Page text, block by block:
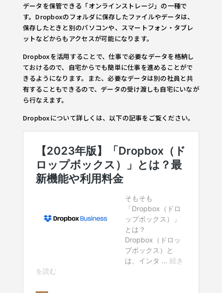
データを保管できる「オンラインストレージ」の一種で
す。Dropboxのフォルダに保存したファイルやデータは、
保存したときと別のパソコンや、スマートフォン・タブレ
ットなどからもアクセスが可能になります。
Dropboxを活用することで、仕事で必要なデータを格納し
ておけるので、自宅からでも簡単に仕事を進めることがで
きるようになります。また、必要なデータは別の社員と共
有することもできるので、データの受け渡しも自宅にいなが
ら行なえます。
Dropboxについて詳しくは、以下の記事をご覧ください。